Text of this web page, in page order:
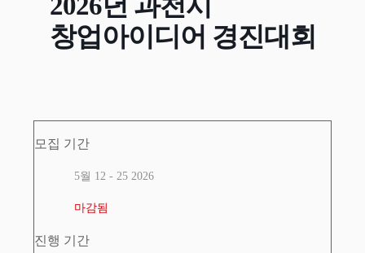
2026년 과천시
창업아이디어 경진대회
모집 기간
5월 12 - 25 2026
마감됨
진행 기간